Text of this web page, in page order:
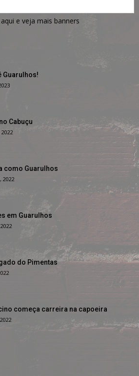
aqui e veja mais banners
Guarulhos!
Cabuçu
como Guarulhos
2022
em Guarulhos
do Pimentas
começa carreira na capoeira